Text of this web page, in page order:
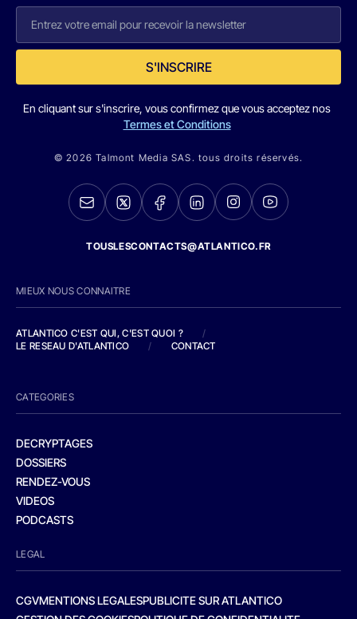
S'INSCRIRE
En cliquant sur s'inscrire, vous confirmez que vous acceptez nos
Termes et Conditions
© 2026 Talmont Media SAS. tous droits réservés.
TOUSLESCONTACTS@ATLANTICO.FR
MIEUX NOUS CONNAITRE
ATLANTICO C'EST QUI, C'EST QUOI ?
/
LE RESEAU D'ATLANTICO
/ CONTACT
CATEGORIES
DECRYPTAGES
DOSSIERS
RENDEZ-VOUS
VIDEOS
PODCASTS
LEGAL
CGVMENTIONS LEGALESPUBLICITE SUR ATLANTICO